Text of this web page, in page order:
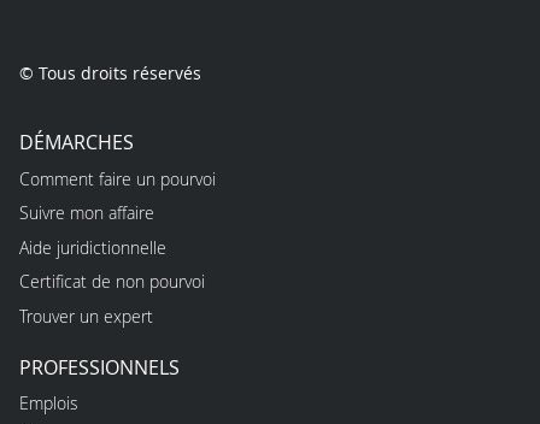
© Tous droits réservés
DÉMARCHES
Comment faire un pourvoi
Suivre mon affaire
Aide juridictionnelle
Certificat de non pourvoi
Trouver un expert
PROFESSIONNELS
Emplois